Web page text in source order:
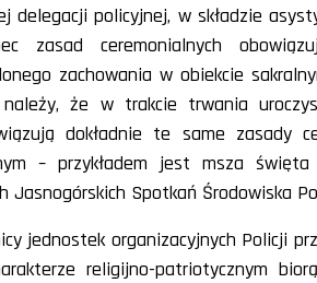
delegacji policyjnej, w składzie
zasad ceremonialnych
zachowania w obiekcie
że w trakcie trwania
dokładnie te same zasady
– przykładem jest msza
Jasnogórskich Spotkań Środowiska
jednostek organizacyjnych Policji
religijno-patriotycznym